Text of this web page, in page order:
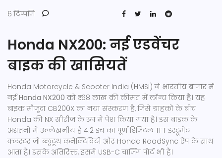
6 टिप्पणि
Honda NX200: नई एडवेंचर
बाइक की खासियतें
Honda Motorcycle & Scooter India (HMSI) ने भारतीय बाजार में
नईHonda NX200 को ₹1.68 लाख की कीमत में लॉन्च किया है। यह
बाइक मौजूदा CB200X का नया संस्करण है, जिसे ग्राहकों के बीच
Honda की NX सीरीज के रूप में पेश किया गया है। इस बाइक के
अद्यतनों में उल्लेखनीय है 4.2 इंच का पूर्ण डिजिटल TFT इंस्ट्रूमेंट
क्लस्टर जो ब्लूटूथ कनेक्टिविटी और Honda RoadSync ऐप के साथ
आता है। इसके अतिरिक्त, इसमें USB-C चार्जिंग पोर्ट भी है।